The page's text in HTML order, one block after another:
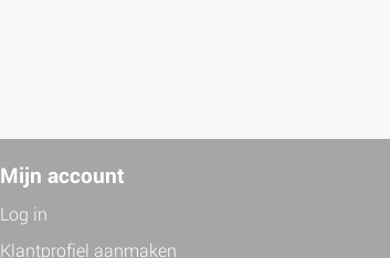
Mijn account
Log in
Klantprofiel aanmaken